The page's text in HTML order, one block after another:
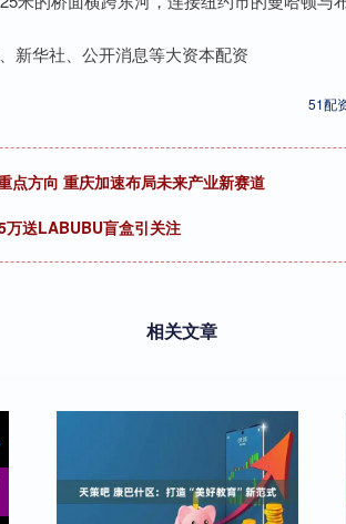
华社、公开消息等大资本配资
51配
点方向 重庆加速布局未来产业新赛道
万送LABUBU盲盒引关注
相关文章